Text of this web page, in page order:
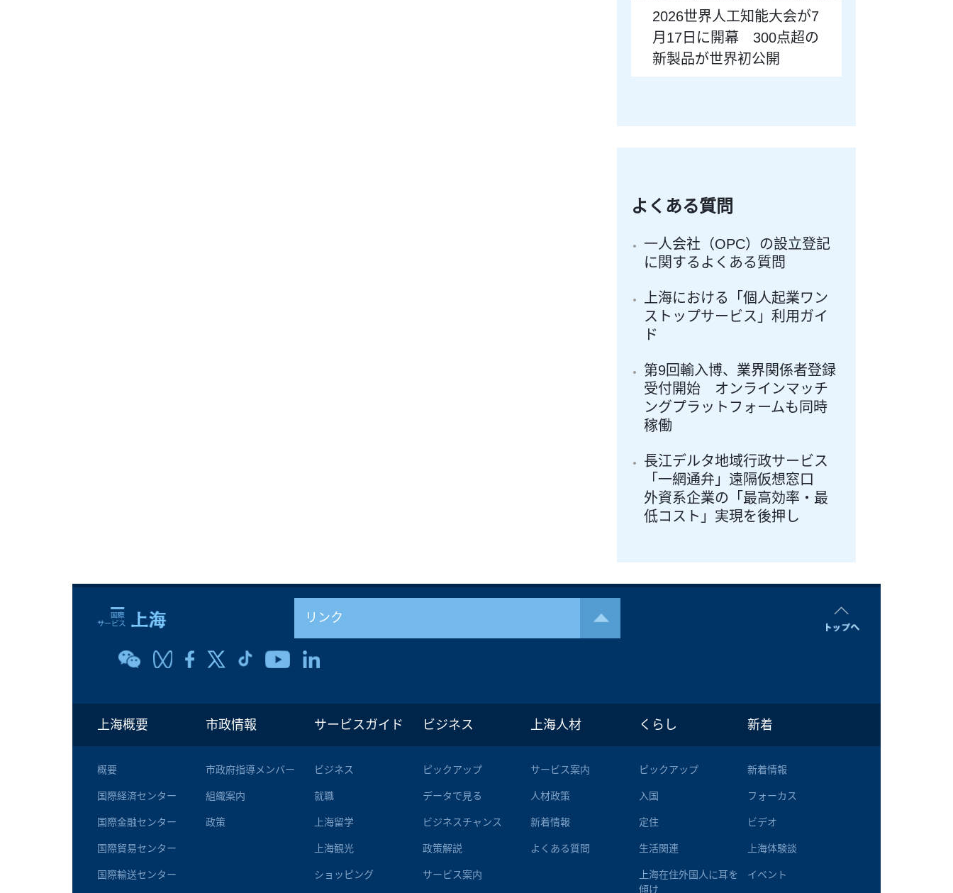
2026世界人工知能大会が7
月17日に開幕 300点超の
新製品が世界初公開
よくある質問
一人会社（OPC）の設立登記
に関するよくある質問
上海における「個人起業ワン
ストップサービス」利用ガイ
ド
第9回輸入博、業界関係者登録
受付開始 オンラインマッチ
ングプラットフォームも同時
稼働
長江デルタ地域行政サービス
「一網通弁」遠隔仮想窓口
外資系企業の「最高効率・最
低コスト」実現を後押し
リンク
上海概要
概要
国際経済センター
国際金融センター
国際貿易センター
国際輸送センター
市政情報
市政府指導メンバー
組織案内
政策
サービスガイド
ビジネス
就職
上海留学
上海観光
ショッピング
ビジネス
ピックアップ
データで見る
ビジネスチャンス
政策解説
サービス案内
上海人材
サービス案内
人材政策
新着情報
よくある質問
くらし
ピックアップ
入国
定住
生活関連
上海在住外国人に耳を
傾け
新着
新着情報
フォーカス
ビデオ
上海体験談
イベント